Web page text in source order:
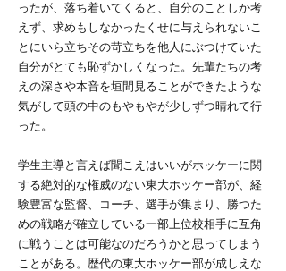
ったが、落ち着いてくると、自分のことしか考
えず、求めもしなかったくせに与えられないこ
とにいら立ちその苛立ちを他人にぶつけていた
自分がとても恥ずかしくなった。先輩たちの考
えの深さや本音を垣間見ることができたような
気がして頭の中のもやもやが少しずつ晴れて行
った。
学生主導と言えば聞こえはいいがホッケーに関
する絶対的な権威のない東大ホッケー部が、経
験豊富な監督、コーチ、選手が集まり、勝つた
めの戦略が確立している一部上位校相手に互角
に戦うことは可能なのだろうかと思ってしまう
ことがある。歴代の東大ホッケー部が成しえな